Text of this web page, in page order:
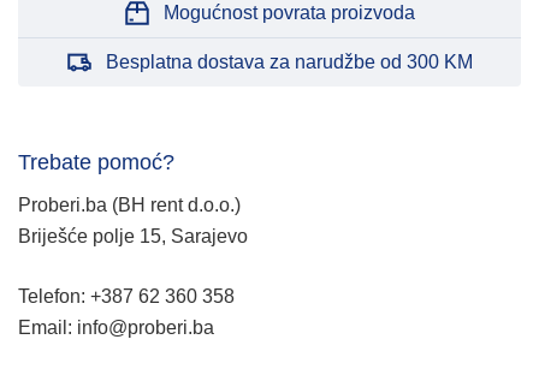
Mogućnost povrata proizvoda
Besplatna dostava za narudžbe od 300 KM
Trebate pomoć?
Proberi.ba (BH rent d.o.o.)
Briješće polje 15, Sarajevo
Telefon: +387 62 360 358
Email: info@proberi.ba